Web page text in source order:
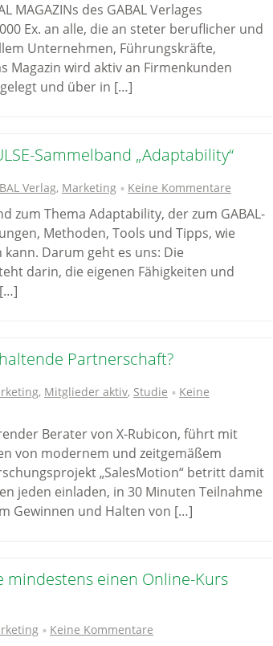
MAGAZINs des GABAL Verlages
Ex. an alle, die an steter beruflicher und
Unternehmen, Führungskräfte,
Magazin wird aktiv an Firmenkunden
und über in […]
Sammelband „Adaptability“
Verlag, Marketing Keine Kommentare
zum Thema Adaptability, der zum GABAL-
Methoden, Tools und Tipps, wie
Darum geht es uns: Die
darin, die eigenen Fähigkeiten und
Partnerschaft?
, Mitglieder aktiv, Studie
Keine
Berater von X-Rubicon, führt mit
von modernem und zeitgemäßem
„SalesMotion“ betritt damit
jeden einladen, in 30 Minuten Teilnahme
Gewinnen und Halten von […]
mindestens einen Online-Kurs
Keine Kommentare